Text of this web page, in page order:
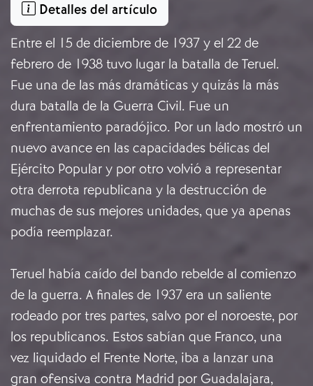
Detalles del artículo
Entre el 15 de diciembre de 1937 y el 22 de
febrero de 1938 tuvo lugar la batalla de Teruel.
Fue una de las más dramáticas y quizás la más
dura batalla de la Guerra Civil. Fue un
enfrentamiento paradójico. Por un lado mostró un
nuevo avance en las capacidades bélicas del
Ejército Popular y por otro volvió a representar
otra derrota republicana y la destrucción de
muchas de sus mejores unidades, que ya apenas
podía reemplazar.
Teruel había caído del bando rebelde al comienzo
de la guerra. A finales de 1937 era un saliente
rodeado por tres partes, salvo por el noroeste, por
los republicanos. Estos sabían que Franco, una
vez liquidado el Frente Norte, iba a lanzar una
gran ofensiva contra Madrid por Guadalajara,